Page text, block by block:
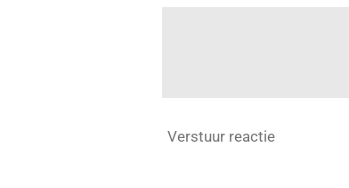
Verstuur reactie